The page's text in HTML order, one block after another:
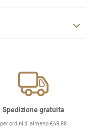
Spedizione gratuita
per ordini di almeno €49,99